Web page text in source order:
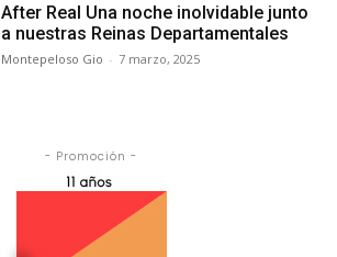
After Real Una noche inolvidable junto
a nuestras Reinas Departamentales
Montepeloso Gio - 7 marzo, 2025
- Promoción -